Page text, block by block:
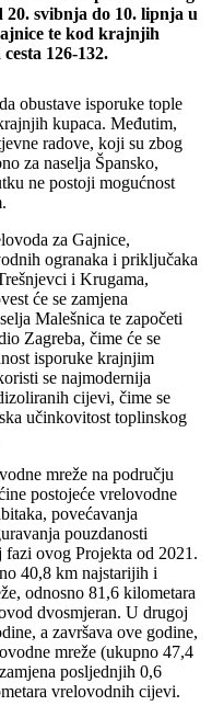
svibnja do 10. lipnja u
te kod krajnjih
126-132.
obustave isporuke tople
kupaca. Međutim,
radove, koji su zbog
za naselja Špansko,
ne postoji mogućnost
za Gajnice,
ogranaka i priključaka
i Krugama,
će se zamjena
Malešnica te započeti
Zagreba, čime će se
isporuke krajnjim
se najmodernija
cijevi, čime se
učinkovitost toplinskog
mreže na području
postojeće vrelovodne
povećavanja
pouzdanosti
ovog Projekta od 2021.
40,8 km najstarijih i
odnosno 81,6 kilometara
dvosmjeran. U drugoj
a završava ove godine,
mreže (ukupno 47,4
posljednjih 0,6
vrelovodnih cijevi.